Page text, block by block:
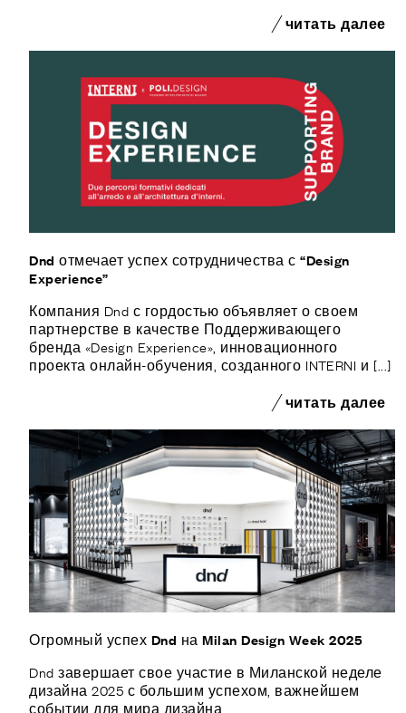
читать далее
Dnd отмечает успех сотрудничества с “Design
Experience”
Компания Dnd с гордостью объявляет о своем
партнерстве в качестве Поддерживающего
бренда «Design Experience», инновационного
проекта онлайн-обучения, созданного INTERNI и [...]
читать далее
Огромный успех Dnd на Milan Design Week 2025
Dnd завершает свое участие в Миланской неделе
дизайна 2025 с большим успехом, важнейшем
событии для мира дизайна.